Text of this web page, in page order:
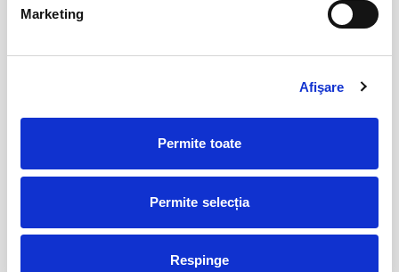
Marketing
Afişare
Permite toate
Permite selecția
Respinge
Sot de vanzare? 13
aug
Burlac la 40 de ani
Bucuresti
BILETE
14